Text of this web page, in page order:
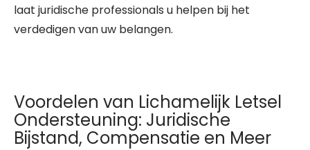
laat juridische professionals u helpen bij het
verdedigen van uw belangen.
Voordelen van Lichamelijk Letsel
Ondersteuning: Juridische
Bijstand, Compensatie en Meer